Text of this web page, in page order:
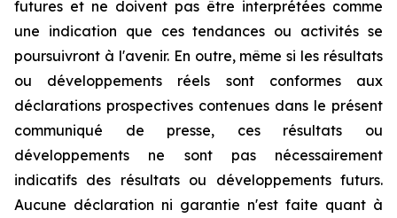
futures et ne doivent pas être interprétées comme
une indication que ces tendances ou activités se
poursuivront à l'avenir. En outre, même si les résultats
ou développements réels sont conformes aux
déclarations prospectives contenues dans le présent
communiqué de presse, ces résultats ou
développements ne sont pas nécessairement
indicatifs des résultats ou développements futurs.
Aucune déclaration ni garantie n'est faite quant à